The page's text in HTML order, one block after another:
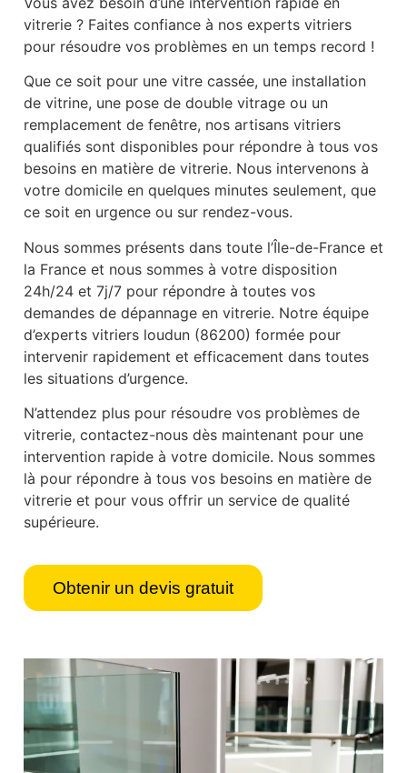
vitrerie ? Faites confiance à nos experts vitriers
pour résoudre vos problèmes en un temps record !
Que ce soit pour une vitre cassée, une installation
de vitrine, une pose de double vitrage ou un
remplacement de fenêtre, nos artisans vitriers
qualifiés sont disponibles pour répondre à tous vos
besoins en matière de vitrerie. Nous intervenons à
votre domicile en quelques minutes seulement, que
ce soit en urgence ou sur rendez-vous.
Nous sommes présents dans toute l’Île-de-France et
la France et nous sommes à votre disposition
24h/24 et 7j/7 pour répondre à toutes vos
demandes de dépannage en vitrerie. Notre équipe
d’experts vitriers loudun (86200) formée pour
intervenir rapidement et efficacement dans toutes
les situations d’urgence.
N’attendez plus pour résoudre vos problèmes de
vitrerie, contactez-nous dès maintenant pour une
intervention rapide à votre domicile. Nous sommes
là pour répondre à tous vos besoins en matière de
vitrerie et pour vous offrir un service de qualité
supérieure.
Obtenir un devis gratuit